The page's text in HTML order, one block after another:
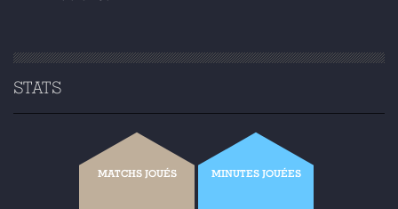
STATS
MATCHS JOUÉS MINUTES JOUÉES